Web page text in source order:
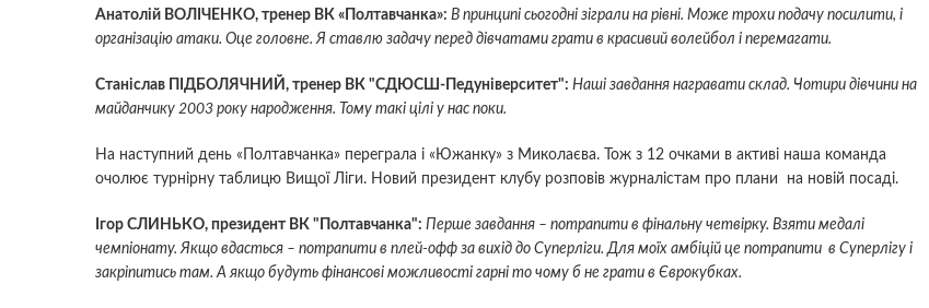
Анатолій ВОЛІЧЕНКО, тренер ВК «Полтавчанка»: В принципі сьогодні зіграли на рівні. Може трохи подачу посилити, і
організацію атаки. Оце головне. Я ставлю задачу перед дівчатами грати в красивий волейбол і перемагати.
Станіслав ПІДБОЛЯЧНИЙ, тренер ВК "СДЮСШ-Педуніверситет": Наші завдання награвати склад. Чотири дівчини на
майданчику 2003 року народження. Тому такі цілі у нас поки.
На наступний день «Полтавчанка» переграла і «Южанку» з Миколаєва. Тож з 12 очками в активі наша команда
очолює турнірну таблицю Вищої Ліги. Новий президент клубу розповів журналістам про плани на новій посаді.
Ігор СЛИНЬКО, президент ВК "Полтавчанка": Перше завдання – потрапити в фінальну четвірку. Взяти медалі
чемпіонату. Якщо вдасться – потрапити в плей-офф за вихід до Суперліги. Для моїх амбіцій це потрапити в Суперлігу і
закріпитись там. А якщо будуть фінансові можливості гарні то чому б не грати в Єврокубках.